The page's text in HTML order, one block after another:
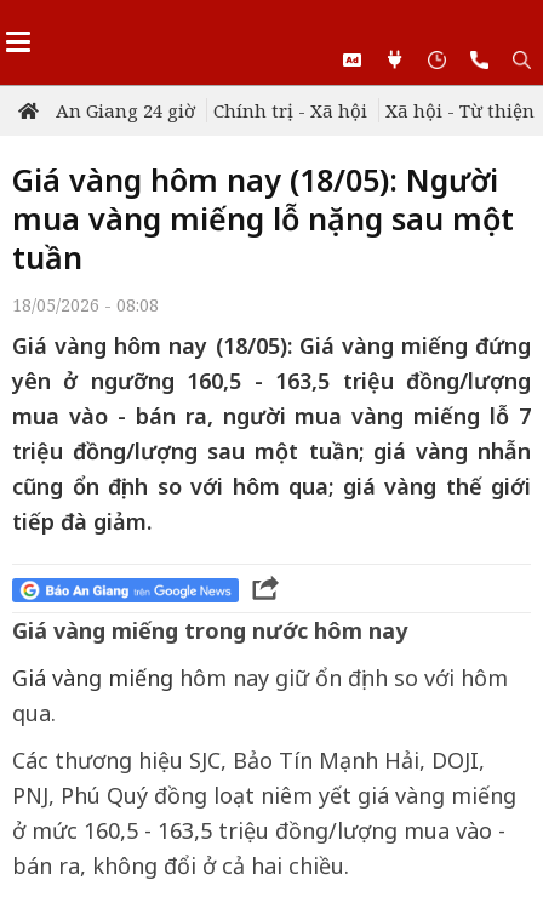
An Giang 24 giờ Chính trị - Xã hội Xã hội - Từ thiện
Giá vàng hôm nay (18/05): Người
mua vàng miếng lỗ nặng sau một
tuần
18/05/2026 - 08:08
Giá vàng hôm nay (18/05): Giá vàng miếng đứng
yên ở ngưỡng 160,5 - 163,5 triệu đồng/lượng
mua vào - bán ra, người mua vàng miếng lỗ 7
triệu đồng/lượng sau một tuần; giá vàng nhẫn
cũng ổn định so với hôm qua; giá vàng thế giới
tiếp đà giảm.
Giá vàng miếng trong nước hôm nay
Giá vàng miếng hôm nay giữ ổn định so với hôm
qua.
Các thương hiệu SJC, Bảo Tín Mạnh Hải, DOJI,
PNJ, Phú Quý đồng loạt niêm yết giá vàng miếng
ở mức 160,5 - 163,5 triệu đồng/lượng mua vào -
bán ra, không đổi ở cả hai chiều.